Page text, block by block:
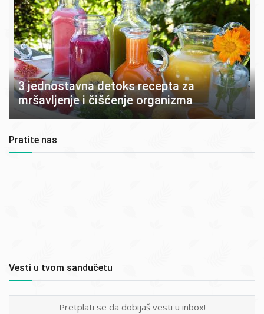
3 jednostavna detoks recepta za
mršavljenje i čišćenje organizma
Pratite nas
Vesti u tvom sandučetu
Pretplati se da dobijaš vesti u inbox!